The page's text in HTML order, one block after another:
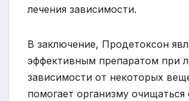
лечения зависимости.
В заключение, Продетоксон
эффективным препаратом при
зависимости от некоторых
помогает организму очищаться